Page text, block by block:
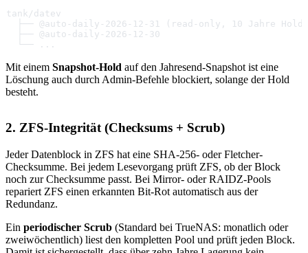
tank/datev
  ├── @auto-daily-2026-12-31 (read-only, 10 Jahre Hold)
  ├── @auto-daily-2026-12-30
  └── ...
Mit einem Snapshot-Hold auf den Jahresend-Snapshot ist eine
Löschung auch durch Admin-Befehle blockiert, solange der Hold
besteht.
2. ZFS-Integrität (Checksums + Scrub)
Jeder Datenblock in ZFS hat eine SHA-256- oder Fletcher-
Checksumme. Bei jedem Lesevorgang prüft ZFS, ob der Block
noch zur Checksumme passt. Bei Mirror- oder RAIDZ-Pools
repariert ZFS einen erkannten Bit-Rot automatisch aus der
Redundanz.
Ein periodischer Scrub (Standard bei TrueNAS: monatlich oder
zweiwöchentlich) liest den kompletten Pool und prüft jeden Block.